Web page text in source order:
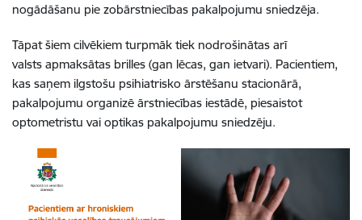
nogādāšanu pie zobārstniecības pakalpojumu sniedzēja.
Tāpat šiem cilvēkiem turpmāk tiek nodrošinātas arī
valsts apmaksātas brilles (gan lēcas, gan ietvari). Pacientiem,
kas saņem ilgstošu psihiatrisko ārstēšanu stacionārā,
pakalpojumu organizē ārstniecības iestādē, piesaistot
optometristu vai optikas pakalpojumu sniedzēju.